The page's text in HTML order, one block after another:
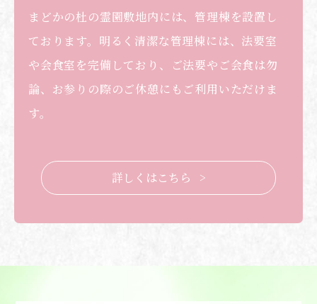
まどかの杜の霊園敷地内には、管理棟を設置し
ております。明るく清潔な管理棟には、法要室
や会食室を完備しており、ご法要やご会食は勿
論、お参りの際のご休憩にもご利用いただけま
す。
詳しくはこちら >